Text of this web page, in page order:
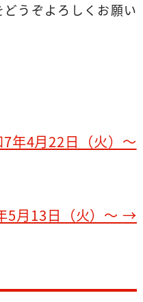
うぞよろしくお願い
年4月22日（火）～
5月13日（火）～→